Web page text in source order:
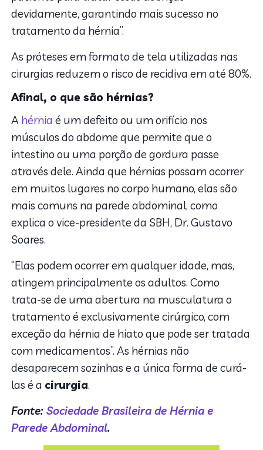
devidamente, garantindo mais sucesso no
tratamento da hérnia”.
As próteses em formato de tela utilizadas nas
cirurgias reduzem o risco de recidiva em até 80%.
Afinal, o que são hérnias?
A hérnia é um defeito ou um orifício nos
músculos do abdome que permite que o
intestino ou uma porção de gordura passe
através dele. Ainda que hérnias possam ocorrer
em muitos lugares no corpo humano, elas são
mais comuns na parede abdominal, como
explica o vice-presidente da SBH, Dr. Gustavo
Soares.
“Elas podem ocorrer em qualquer idade, mas,
atingem principalmente os adultos. Como
trata-se de uma abertura na musculatura o
tratamento é exclusivamente cirúrgico, com
exceção da hérnia de hiato que pode ser tratada
com medicamentos”. As hérnias não
desaparecem sozinhas e a única forma de curá-
las é a cirurgia.
Fonte:Sociedade Brasileira de Hérnia e
Parede Abdominal.